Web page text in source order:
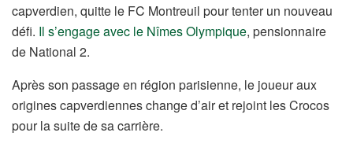
capverdien, quitte le FC Montreuil pour tenter un nouveau
défi. Il s’engage avec le Nîmes Olympique, pensionnaire
de National 2.
Après son passage en région parisienne, le joueur aux
origines capverdiennes change d’air et rejoint les Crocos
pour la suite de sa carrière.